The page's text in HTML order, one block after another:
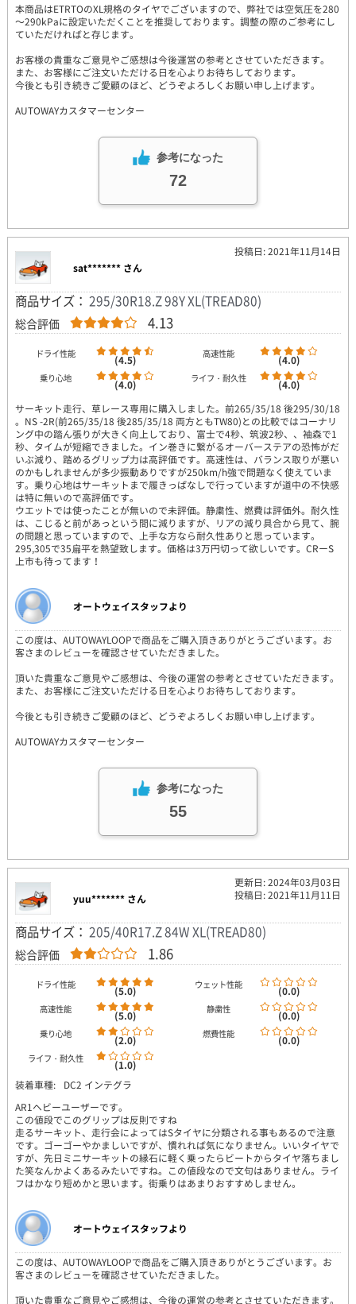
本商品はETRTOのXL規格のタイヤでございますので、弊社では空気圧を280
～290kPaに設定いただくことを推奨しております。調整の際のご参考にし
ていただければと存じます。
お客様の貴重なご意見やご感想は今後運営の参考とさせていただきます。
また、お客様にご注文いただける日を心よりお待ちしております。
今後とも引き続きご愛顧のほど、どうぞよろしくお願い申し上げます。
AUTOWAYカスタマーセンター
参考になった
72
投稿日: 2021年11月14日
sat******* さん
商品サイズ： 295/30R18.Z 98Y XL(TREAD80)
総合評価 4.13
ドライ性能 (4.5) 高速性能 (4.0)
乗り心地 (4.0) ライフ・耐久性
(4.0)
サーキット走行、草レース専用に購入しました。前265/35/18 後295/30/18
。NS -2R(前265/35/18 後285/35/18 両方ともTW80)との比較ではコーナリ
ング中の踏ん張りが大きく向上しており、富士で4秒、筑波2秒、、袖森で1
秒、タイムが短縮できました。イン巻きに繋がるオーバーステアの恐怖がだ
いぶ減り、踏めるグリップ力は高評価です。高速性は、バランス取りが悪い
のかもしれませんが多少振動ありですが250km/h強で問題なく使えていま
す。乗り心地はサーキットまで履きっぱなしで行っていますが道中の不快感
は特に無いので高評価です。
ウエットでは使ったことが無いので未評価。静粛性、燃費は評価外。耐久性
は、こじると前があっという間に減りますが、リアの減り具合から見て、腕
の問題と思っていますので、上手な方なら耐久性ありと思っています。
295,305で35扁平を熱望致します。価格は3万円切って欲しいです。CRーS
上市も待ってます！
オートウェイスタッフより
この度は、AUTOWAYLOOPで商品をご購入頂きありがとうございます。お
客さまのレビューを確認させていただきました。
頂いた貴重なご意見やご感想は、今後の運営の参考とさせていただきます。
また、お客様にご注文いただける日を心よりお待ちしております。
今後とも引き続きご愛顧のほど、どうぞよろしくお願い申し上げます。
AUTOWAYカスタマーセンター
参考になった
55
更新日: 2024年03月03日
投稿日: 2021年11月11日
yuu******* さん
商品サイズ： 205/40R17.Z 84W XL(TREAD80)
総合評価 1.86
ドライ性能 (5.0) ウェット性能 (0.0)
高速性能 (5.0) 静粛性 (0.0)
乗り心地 (2.0) 燃費性能 (0.0)
ライフ・耐久性
(1.0)
装着車種:
DC2 インテグラ
AR1ヘビーユーザーです。
この値段でこのグリップは反則ですね
走るサーキット、走行会によってはSタイヤに分類される事もあるので注意
です。ゴーゴーやかましいですが、慣れれば気になりません。いいタイヤで
すが、先日ミニサーキットの縁石に軽く乗ったらビートからタイヤ落ちまし
た笑なんかよくあるみたいですね。この値段なので文句はありません。ライ
フはかなり短めかと思います。街乗りはあまりおすすめしません。
オートウェイスタッフより
この度は、AUTOWAYLOOPで商品をご購入頂きありがとうございます。お
客さまのレビューを確認させていただきました。
頂いた貴重なご意見やご感想は、今後の運営の参考とさせていただきます。